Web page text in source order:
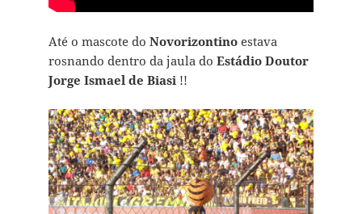
Até o mascote do Novorizontinoestava
rosnando dentro da jaula do Estádio Doutor
Jorge Ismael de Biasi!!